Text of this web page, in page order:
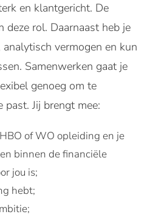
en klantgericht. De
deze rol. Daarnaast heb je
vermogen en kun
Samenwerken gaat je
genoeg om te
Jij brengt mee:
of WO opleiding en je
binnen de financiële
jou is;
hebt;